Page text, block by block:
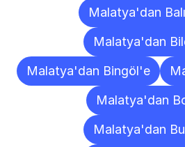
Malatya'dan
Malatya'dan
Malatya'dan Bingöl'e
Malatya'dan
Malatya'dan